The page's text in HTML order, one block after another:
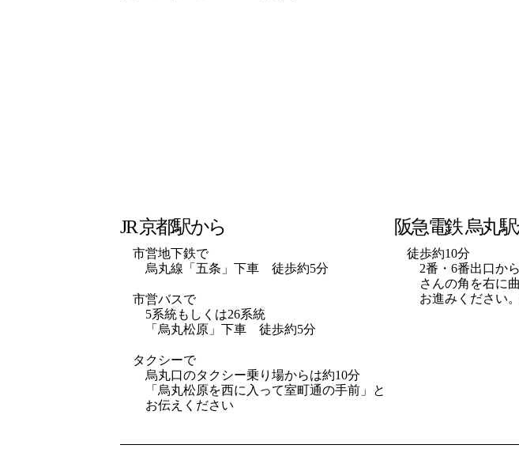
JR 京都駅から
市営地下鉄で
烏丸線「五条」下車 徒歩約5分
市営バスで
5系統もしくは26系統
「烏丸松原」下車 徒歩約5分
タクシーで
烏丸口のタクシー乗り場からは約10分
「烏丸松原を西に入って室町通の手前」と
お伝えください
阪急電鉄 烏丸
徒歩約10分
2番・6番出口か
さんの角を右に
お進みください